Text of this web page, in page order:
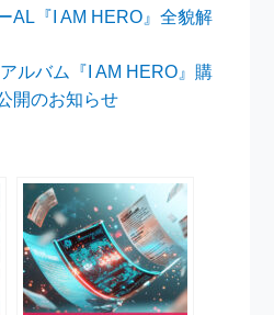
AL『I AM HERO』全貌解
ルバム『I AM HERO』購
開のお知らせ